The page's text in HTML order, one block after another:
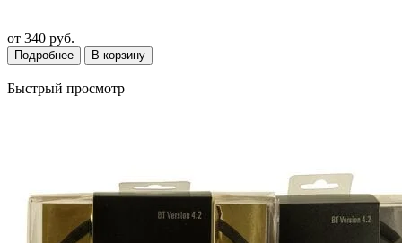
от 340 руб.
Подробнее В корзину
Быстрый просмотр